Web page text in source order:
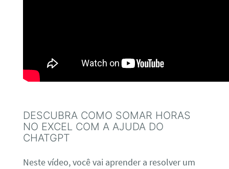
DESCUBRA COMO SOMAR HORAS
NO EXCEL COM A AJUDA DO
CHATGPT
Neste vídeo, você vai aprender a resolver um